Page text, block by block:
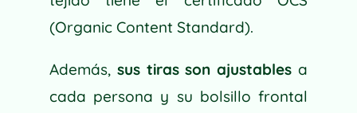
(Organic Content Standard).
Además, sus tiras son ajustables a
cada persona y su bolsillo frontal